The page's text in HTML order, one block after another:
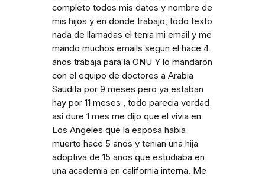
completo todos mis datos y nombre de
mis hijos y en donde trabajo, todo texto
nada de llamadas el tenia mi email y me
mando muchos emails segun el hace 4
anos trabaja para la ONU Y lo mandaron
con el equipo de doctores a Arabia
Saudita por 9 meses pero ya estaban
hay por 11 meses , todo parecia verdad
asi dure 1 mes me dijo que el vivia en
Los Angeles que la esposa habia
muerto hace 5 anos y tenian una hija
adoptiva de 15 anos que estudiaba en
una academia en california interna. Me